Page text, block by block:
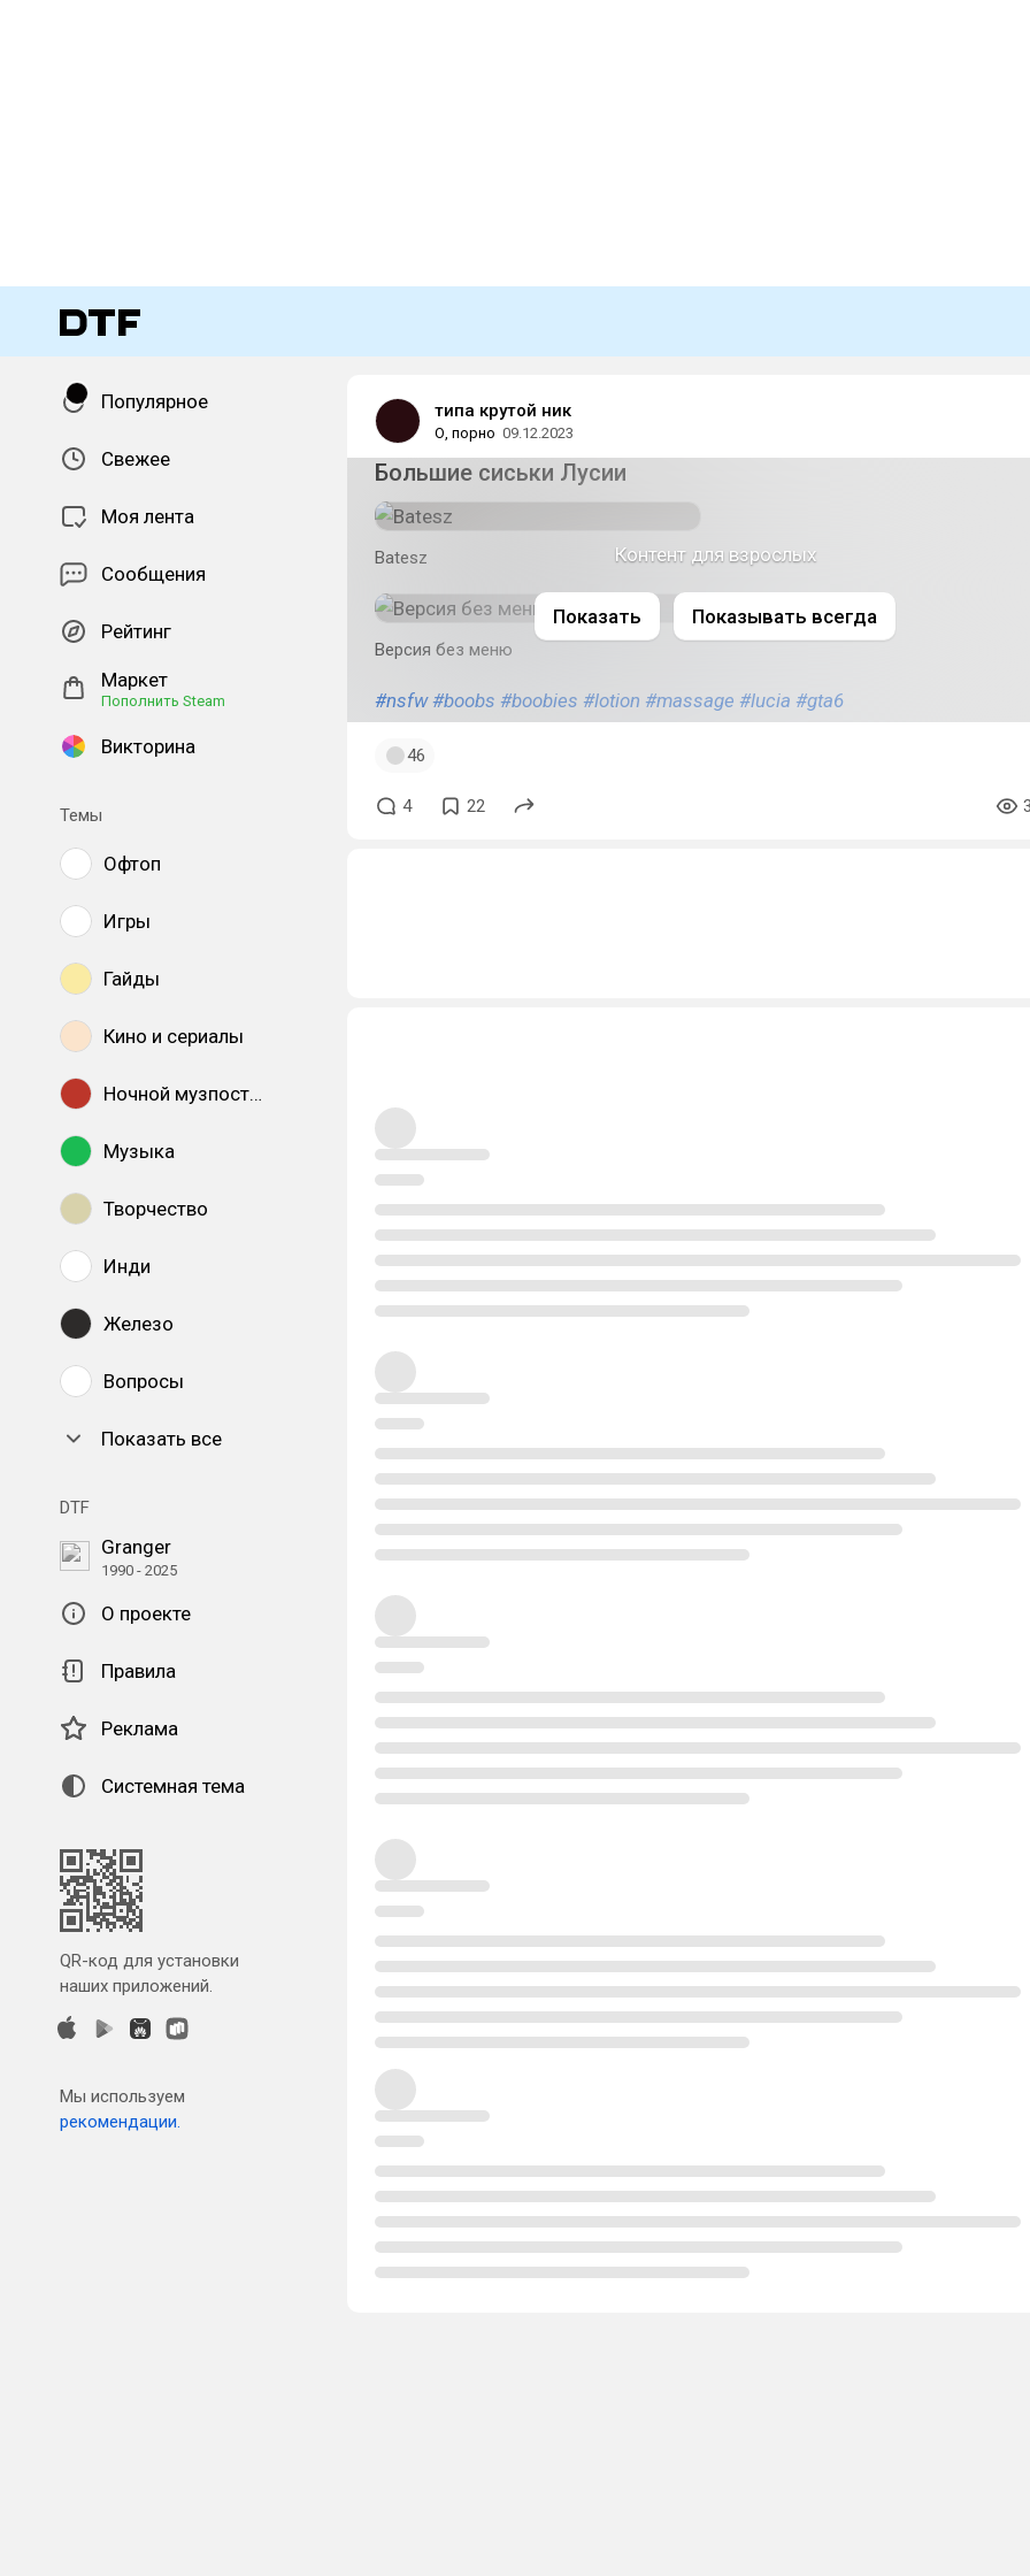
Популярное
Свежее
Моя лента
Сообщения
Рейтинг
Маркет
Пополнить Steam
Викторина
Темы
Офтоп
Игры
Гайды
Кино и сериалы
Ночной музпостинг
Музыка
Творчество
Инди
Железо
Вопросы
Показать все
DTF
Granger
1990 - 2025
О проекте
Правила
Реклама
Системная тема
QR-код для установки
наших приложений.
Мы используем
рекомендации.
типа крутой ник
О, порно 09.12.2023
Большие сиськи Лусии
Batesz
Версия без меню
#nsfw #boobs #boobies #lotion #massage #lucia #gta6
Контент для взрослых
Показать Показывать всегда
46
4 22